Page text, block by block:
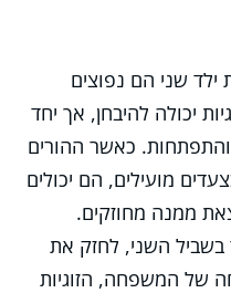
ילד שני הם נפוצים
יכולה להיבחן, אך יחד
כאשר ההורים
מועילים, הם יכולים
ממנה מחוזקים.
השני, לחזק את
של המשפחה, הזוגיות